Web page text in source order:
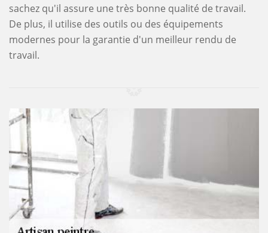
sachez qu'il assure une très bonne qualité de travail.
De plus, il utilise des outils ou des équipements
modernes pour la garantie d'un meilleur rendu de
travail.